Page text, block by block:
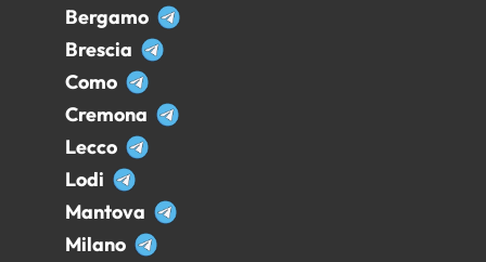
Bergamo
Brescia
Como
Cremona
Lecco
Lodi
Mantova
Milano